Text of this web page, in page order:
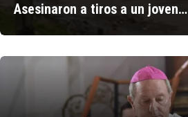
Asesinaron a tiros a un joven…